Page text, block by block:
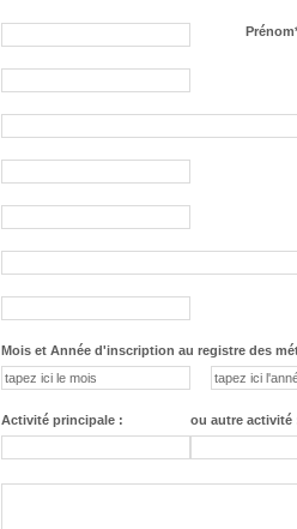
Mois et Année d'inscription au registre des
Activité principale : ou autre activité